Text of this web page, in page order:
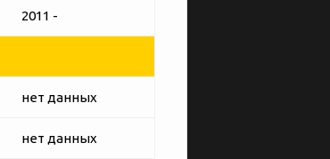
2011 -
нет данных
нет данных